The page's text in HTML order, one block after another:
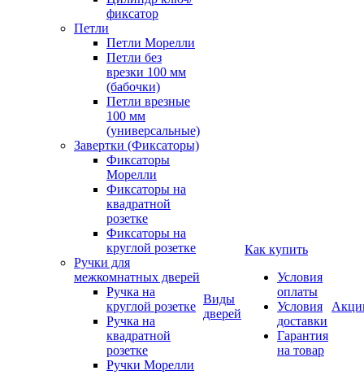
фиксатор
Петли
Петли Морелли
Петли без
врезки 100 мм
(бабочки)
Петли врезные
100 мм
(универсальные)
Завертки (Фиксаторы)
Фиксаторы
Морелли
Фиксаторы на
квадратной
розетке
Фиксаторы на
круглой розетке
Ручки для
межкомнатных дверей
Ручка на
круглой розетке
Ручка на
квадратной
розетке
Ручки Морелли
Виды
дверей
Как купить
Условия
оплаты
Условия
доставки
Гарантия
на товар